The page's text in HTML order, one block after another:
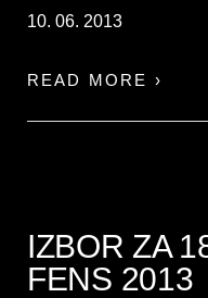
10. 06. 2013
READ MORE ›
IZBOR ZA
FENS 2013